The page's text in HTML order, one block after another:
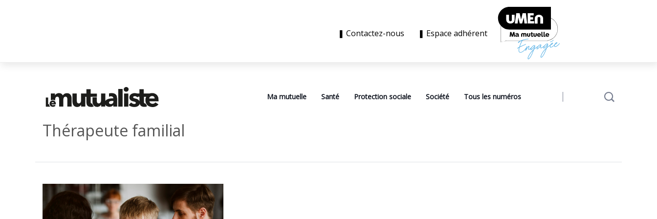
❚ Contactez-nous ❚ Espace adhérent
Ma mutuelle Santé Protection sociale Société Tous les numéros
Thérapeute familial